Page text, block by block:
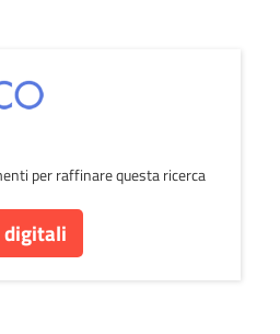
per raffinare questa ricerca